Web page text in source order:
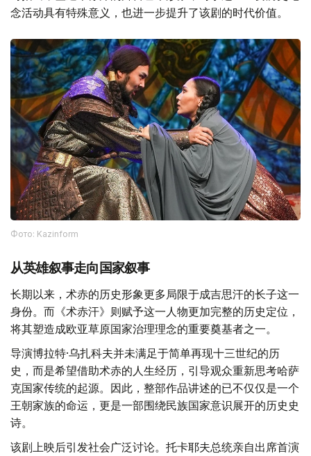
念活动具有特殊意义，也进一步提升了该剧的时代价值。
Фото: Kazinform
从英雄叙事走向国家叙事
长期以来，术赤的历史形象更多局限于成吉思汗的长子这一
身份。而《术赤汗》则赋予这一人物更加完整的历史定位，
将其塑造成欧亚草原国家治理理念的重要奠基者之一。
导演博拉特·乌扎科夫并未满足于简单再现十三世纪的历
史，而是希望借助术赤的人生经历，引导观众重新思考哈萨
克国家传统的起源。因此，整部作品讲述的已不仅仅是一个
王朝家族的命运，更是一部围绕民族国家意识展开的历史史
诗。
该剧上映后引发社会广泛讨论。托卡耶夫总统亲自出席首演